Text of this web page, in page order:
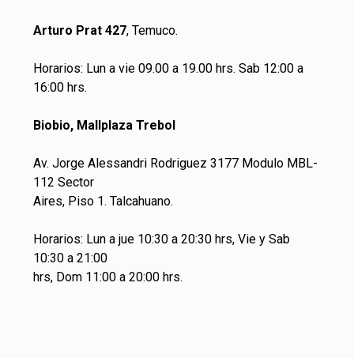
Arturo Prat 427, Temuco.
Horarios: Lun a vie 09.00 a 19.00 hrs. Sab 12:00 a
16:00 hrs.
Biobio, Mallplaza Trebol
Av. Jorge Alessandri Rodriguez 3177 Modulo MBL-
112 Sector
Aires, Piso 1. Talcahuano.
Horarios: Lun a jue 10:30 a 20:30 hrs, Vie y Sab
10:30 a 21:00
hrs, Dom 11:00 a 20:00 hrs.